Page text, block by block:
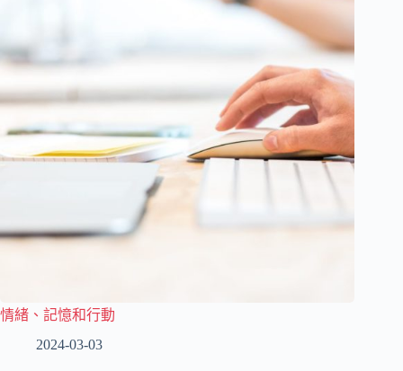
情緒、記憶和行動
2024-03-03